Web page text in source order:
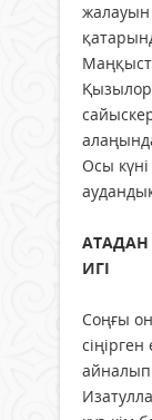
жалауын
Осы
АТАДАН
ИГІ
Соңғы
айналып